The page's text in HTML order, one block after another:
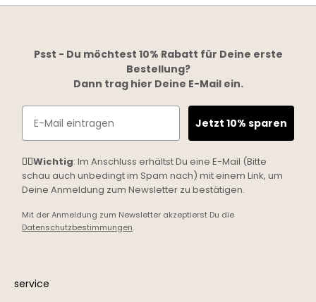
Psst - Du möchtest 10% Rabatt für Deine erste
Bestellung?
Dann trag hier Deine E-Mail ein.
Email
Jetzt 10% sparen
☝🏼Wichtig: Im Anschluss erhältst Du eine E-Mail (Bitte
schau auch unbedingt im Spam nach) mit einem Link, um
Deine Anmeldung zum Newsletter zu bestätigen.
Mit der Anmeldung zum Newsletter akzeptierst Du die
Datenschutzbestimmungen.
service